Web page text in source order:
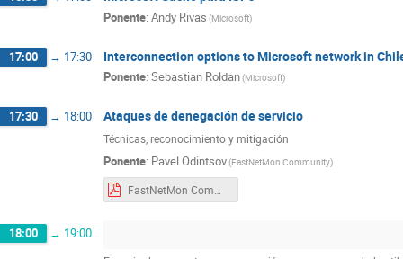
Ponente: Andy Rivas (Microsoft)
17:00 → 17:30 Interconnection options to Microsoft network in
Ponente: Sebastian Roldan(Microsoft)
17:30 → 18:00 Ataques de denegación de servicio
Técnicas, reconocimiento y mitigación
Ponente: Pavel Odintsov(FastNetMon Community)
18:00 → 19:00